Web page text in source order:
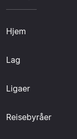
Hjem
Lag
Ligaer
Reisebyråer